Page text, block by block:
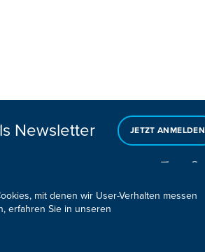
Newsletter JETZT ANMELDEN
mit denen wir User-Verhalten messen
erfahren Sie in unseren